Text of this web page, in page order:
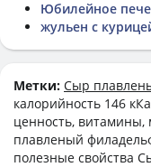
Юбилейное
жульен с
Метки: Сыр
калорийность 146
ценность,
плавленый
полезные свойства